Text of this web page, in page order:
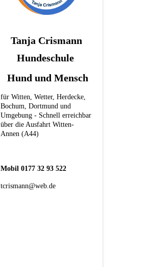
Tanja Crismann
Hundeschule
Hund und Mensch
für Witten, Wetter, Herdecke,
Bochum, Dortmund und
Umgebung - Schnell erreichbar
über die Ausfahrt Witten-
Annen (A44)
Mobil 0177 32 93 522
tcrismann@web.de